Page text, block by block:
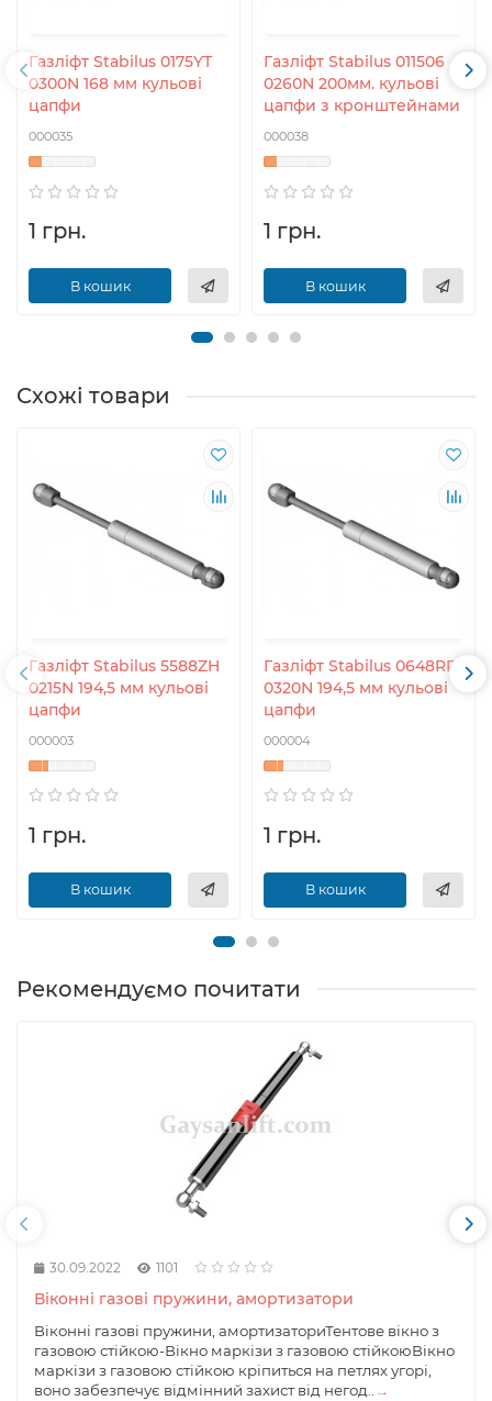
Газліфт Stabilus 0175YT
0300N 168 мм кульові
цапфи
000035
1 грн.
В кошик
Газліфт Stabilus 011506
0260N 200мм. кульові
цапфи з кронштейнами
000038
1 грн.
В кошик
Схожі товари
Газліфт Stabilus 5588ZH
0215N 194,5 мм кульові
цапфи
000003
1 грн.
В кошик
Газліфт Stabilus 0648RP
0320N 194,5 мм кульові
цапфи
000004
1 грн.
В кошик
Рекомендуємо почитати
30.09.2022 1101
Віконні газові пружини, амортизатори
Віконні газові пружини, амортизаториТентове вікно з
газовою стійкою-Вікно маркізи з газовою стійкоюВікно
маркізи з газовою стійкою кріпиться на петлях угорі,
воно забезпечує відмінний захист від негод.. →